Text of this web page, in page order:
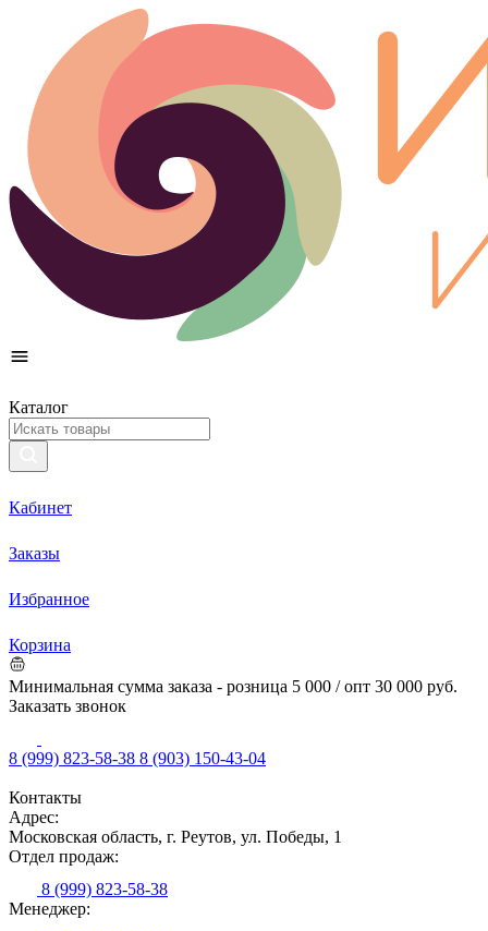
Каталог
Кабинет
Заказы
Избранное
Корзина
Минимальная сумма заказа - розница 5 000 / опт 30 000 руб.
Заказать звонок
8 (999) 823-58-38 8 (903) 150-43-04
Контакты
Адрес:
Московская область, г. Реутов, ул. Победы, 1
Отдел продаж:
8 (999) 823-58-38
Менеджер: